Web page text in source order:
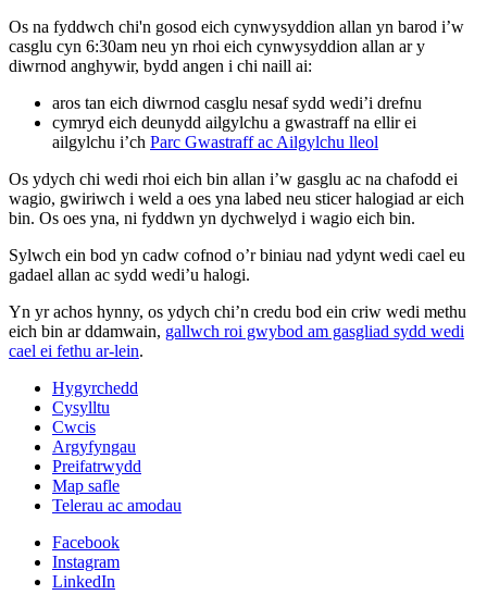
Os na fyddwch chi'n gosod eich cynwysyddion allan yn barod i’w
casglu cyn 6:30am neu yn rhoi eich cynwysyddion allan ar y
diwrnod anghywir, bydd angen i chi naill ai:
aros tan eich diwrnod casglu nesaf sydd wedi’i drefnu
cymryd eich deunydd ailgylchu a gwastraff na ellir ei
ailgylchu i’ch Parc Gwastraff ac Ailgylchu lleol
Os ydych chi wedi rhoi eich bin allan i’w gasglu ac na chafodd ei
wagio, gwiriwch i weld a oes yna labed neu sticer halogiad ar eich
bin. Os oes yna, ni fyddwn yn dychwelyd i wagio eich bin.
Sylwch ein bod yn cadw cofnod o’r biniau nad ydynt wedi cael eu
gadael allan ac sydd wedi’u halogi.
Yn yr achos hynny, os ydych chi’n credu bod ein criw wedi methu
eich bin ar ddamwain, gallwch roi gwybod am gasgliad sydd wedi
cael ei fethu ar-lein.
Hygyrchedd
Cysylltu
Cwcis
Argyfyngau
Preifatrwydd
Map safle
Telerau ac amodau
Facebook
Instagram
LinkedIn